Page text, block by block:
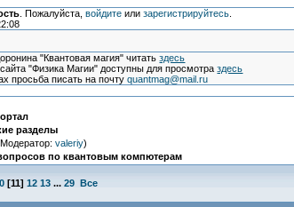
. Пожалуйста, войдитеили зарегистрируйтесь.
"Квантовая магия" читатьздесь
"Физика Магии" доступны для просмотраздесь
просьба писать на почтуquantmag@mail.ru
разделы
valeriy)
по квантовым компютерам
[11] 12 13 ... 29 Все